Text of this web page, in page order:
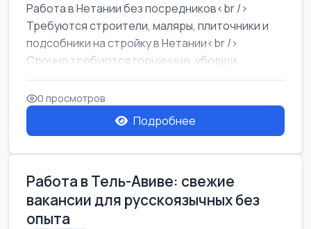
Работа в Нетании без посредников<br />
Требуются строители, маляры, плиточники и
подсобники на стройку в Нетании<br />
Срочно требуются горничные, уборщи...
0 просмотров
Подробнее
Работа в Тель-Авиве: свежие
вакансии для русскоязычных без
опыта